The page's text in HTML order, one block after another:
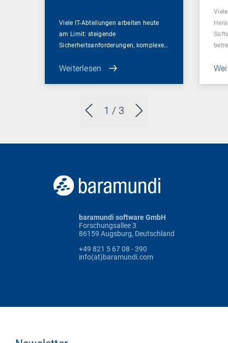
1 / 3
Viele IT-Abteilungen arbeiten heute
am Limit: steigende
Sicherheitsanforderungen, komplexe…
Weiterlesen
baramundi software GmbH
Forschungsallee 3
86159 Augsburg, Deutschland
+49 821 5 67 08 - 390
info(at)baramundi.com